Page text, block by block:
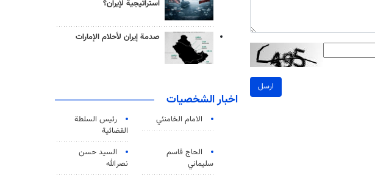
ارسل
استراتيجية لإيران؟
صدمة إيران لأحلام الإمارات
اخبار الشخصيات
الامام الخامنئي
رئیس السلطة
القضائیة
الحاج قاسم
سليماني
السيد حسن
نصرالله